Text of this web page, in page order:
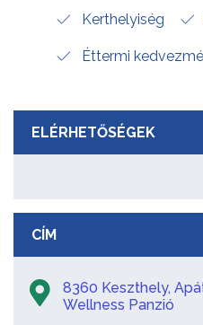
Kerthelyiség
Éttermi
ELÉRHETŐSÉGEK
CÍM
8360 Keszthely,
Wellness Panzió